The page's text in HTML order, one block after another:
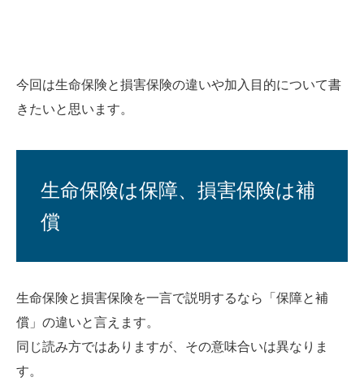
今回は生命保険と損害保険の違いや加入目的について書
きたいと思います。
生命保険は保障、損害保険は補
償
生命保険と損害保険を一言で説明するなら「保障と補
償」の違いと言えます。
同じ読み方ではありますが、その意味合いは異なりま
す。